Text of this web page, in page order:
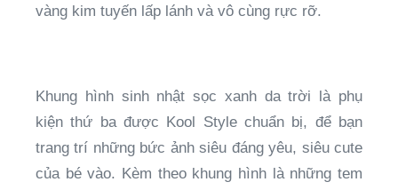
vàng kim tuyến lấp lánh và vô cùng rực rỡ.
Khung hình sinh nhật sọc xanh da trời là phụ
kiện thứ ba được Kool Style chuẩn bị, để bạn
trang trí những bức ảnh siêu đáng yêu, siêu cute
của bé vào. Kèm theo khung hình là những tem